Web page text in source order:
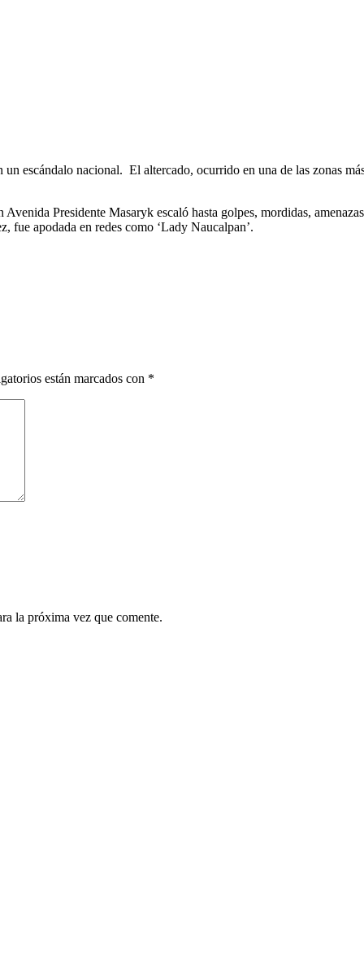
escándalo nacional. El altercado, ocurrido en una de las zonas
Presidente Masaryk escaló hasta golpes, mordidas,
fue apodada en redes como ‘Lady Naucalpan’.
están marcados con *
la próxima vez que comente.